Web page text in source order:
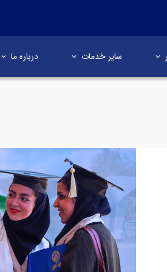
سایر خدمات درباره ما